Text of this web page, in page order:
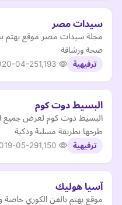
سيدات مصر
مجلة سيدات مصر موقع يهتم
صحة ورشاقة
ترفيهية 04-25
البسيط دوت كوم
البسيط دوت كوم لعرض جميع
طرحها بطريقة مسلية وذكية
ترفيهية 05-29
آسيا هوليك
موقع يهتم بالفن الكوري